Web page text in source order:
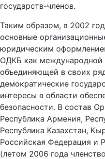
государств-членов.
Таким образом, в 2002
основные
юридическим
ОДКБ как международной
объединяющей в своих
демократические
интересы в области
безопасности. В состав
Республика Армения,
Республика Казахстан,
Российская Федерация и
(летом 2006 года